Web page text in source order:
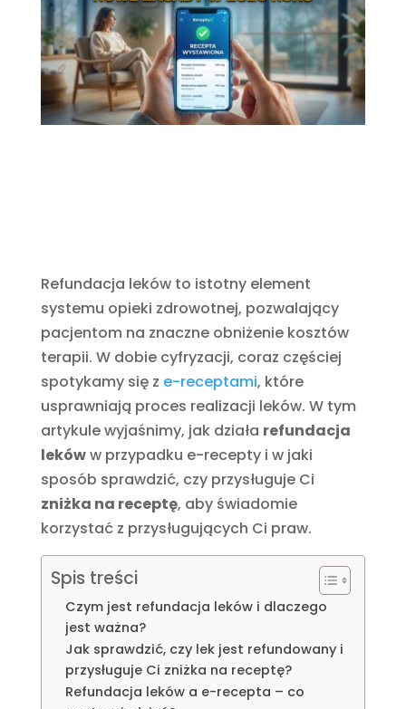
Refundacja leków to istotny element
systemu opieki zdrowotnej, pozwalający
pacjentom na znaczne obniżenie kosztów
terapii. W dobie cyfryzacji, coraz częściej
spotykamy się z e-receptami, które
usprawniają proces realizacji leków. W tym
artykule wyjaśnimy, jak działa refundacja
lekóww przypadku e-recepty i w jaki
sposób sprawdzić, czy przysługuje Ci
zniżka na receptę, aby świadomie
korzystać z przysługujących Ci praw.
Spis treści
Czym jest refundacja leków i dlaczego
jest ważna?
Jak sprawdzić, czy lek jest refundowany i
przysługuje Ci zniżka na receptę?
Refundacja leków a e-recepta – co